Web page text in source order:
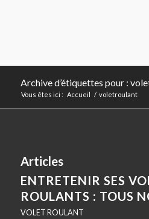
Archive d’étiquettes pour :
Vous êtes ici : Accueil / voletroulant
Articles
ENTRETENIR SES
ROULANTS : TOUS
VOLET ROULANT